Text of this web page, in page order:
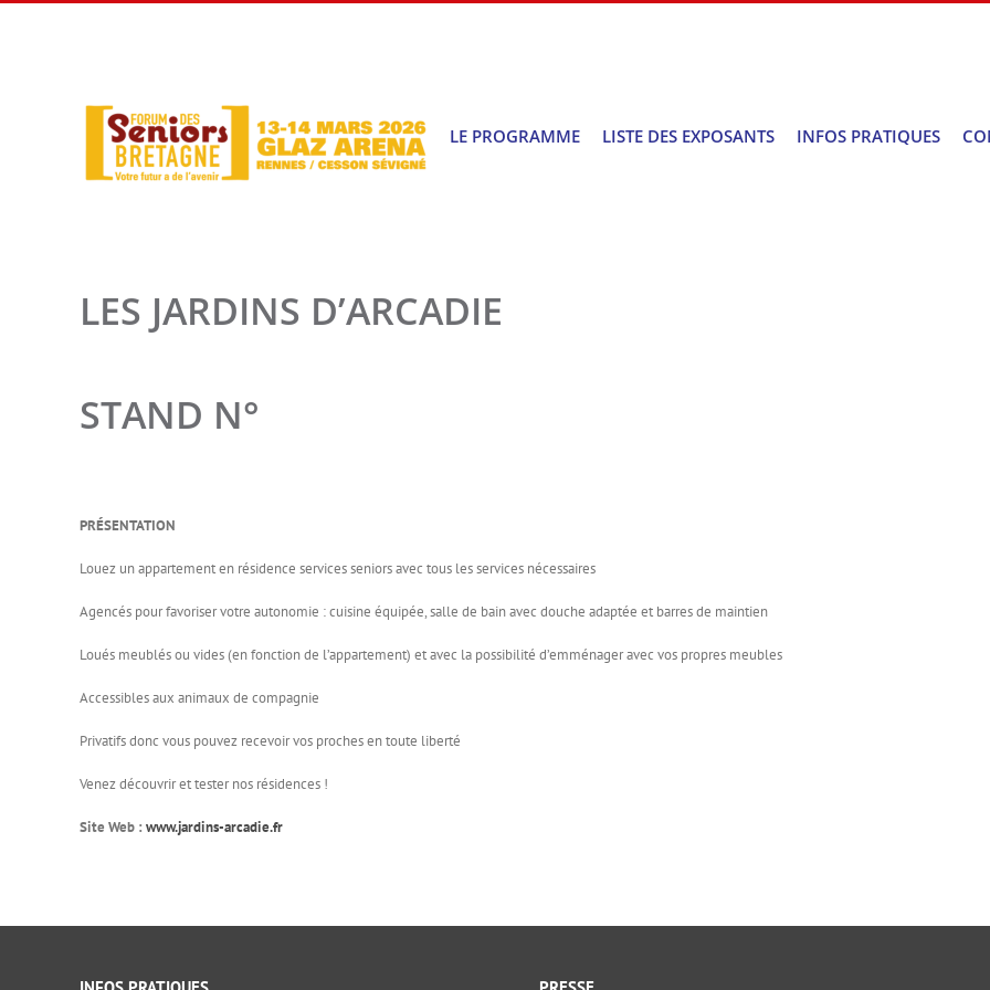
Passer
LE PROGRAMME LISTE DES EXPOSANTS INFOS PRATIQUES
LES JARDINS D’ARCADIE
STAND N°
PRÉSENTATION
Louez un appartement en résidence services seniors avec tous les services nécessaires
Agencés pour favoriser votre autonomie : cuisine équipée, salle de bain avec douche adaptée et barres de maintien
Loués meublés ou vides (en fonction de l’appartement) et avec la possibilité d’emménager avec vos propres meubles
Accessibles aux animaux de compagnie
Privatifs donc vous pouvez recevoir vos proches en toute liberté
Venez découvrir et tester nos résidences !
Site Web : www.jardins-arcadie.fr